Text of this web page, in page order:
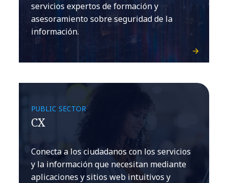
servicios expertos de formación y
asesoramiento sobre seguridad de la
información.
PUBLIC SECTOR
CX
Conecta a los ciudadanos con los servicios
y la información que necesitan mediante
aplicaciones y sitios web intuitivos y